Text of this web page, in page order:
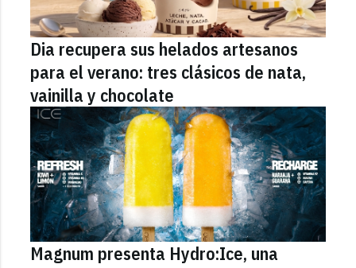
Dia recupera sus helados artesanos
para el verano: tres clásicos de nata,
vainilla y chocolate
Magnum presenta Hydro:Ice, una